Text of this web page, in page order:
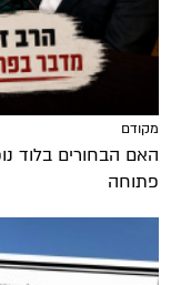
מקודם
האם הבחורים בלוד
פתוחה